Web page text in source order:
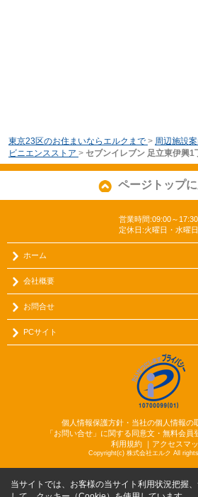
東京23区のお住まいならエルクまで > 周辺施設
ビニエンスストア > セブンイレブン 足立東伊興1
ページトップ
営業時間:09:00～17:30
定休日:火曜日・水曜日
ホーム
会社概要
お問合せ
PCサイト
個人情報保護方針・当社の個人情報の
「お問い合せ」に関する同意文・無料会員
利用規約｜ アクセスマ
Copyright(c) 株式会社エルク All
当サイトでは、お客様の当サイト利用状況把握